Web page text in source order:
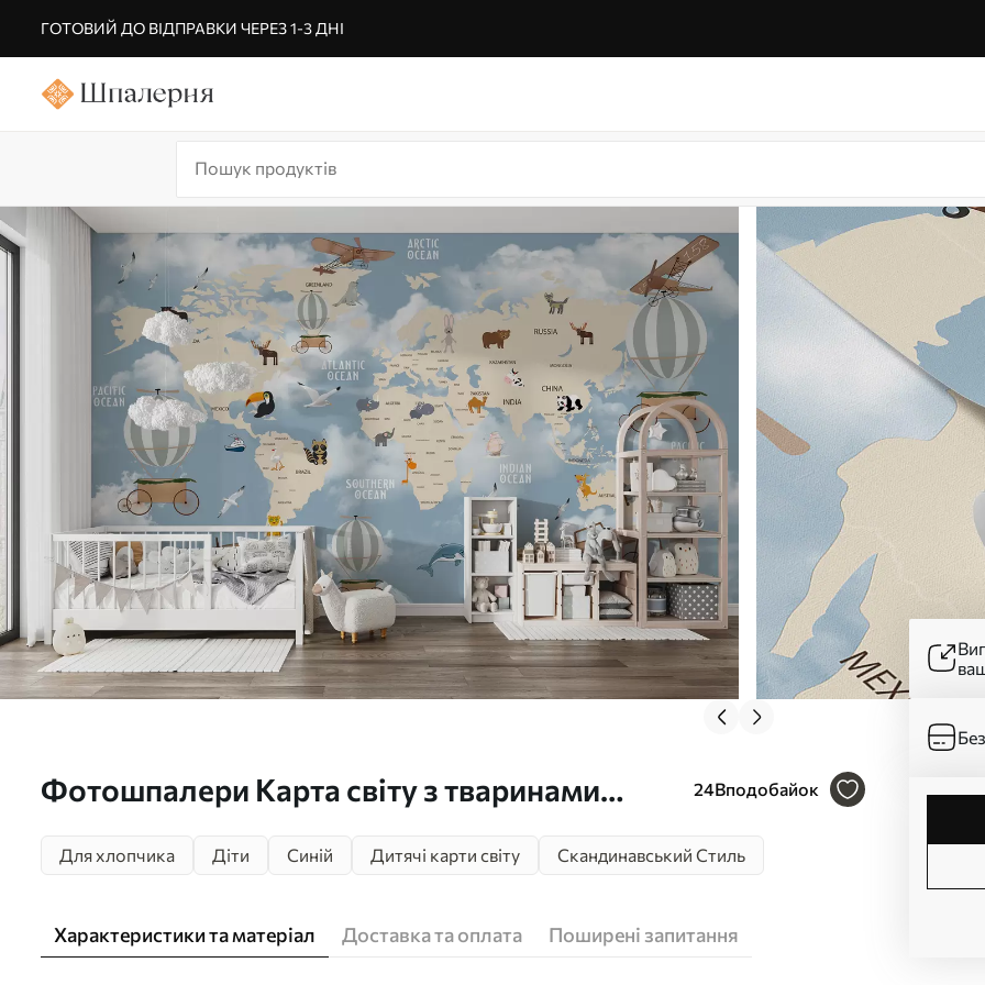
ГОТОВИЙ ДО ВІДПРАВКИ ЧЕРЕЗ 1-3 ДНІ
Фотошпалери Карта світу з тваринами
24Вподобайок
Для хлопчика Діти Синій Дитячі карти світу Скандинавський Стиль
Характеристики та матеріал Доставка та оплата Поширені запитання